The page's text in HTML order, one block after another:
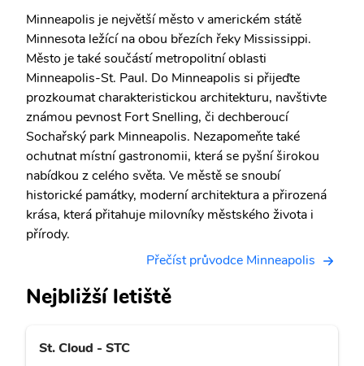
Minneapolis je největší město v americkém státě
Minnesota ležící na obou březích řeky Mississippi.
Město je také součástí metropolitní oblasti
Minneapolis-St. Paul. Do Minneapolis si přijeďte
prozkoumat charakteristickou architekturu, navštivte
známou pevnost Fort Snelling, či dechberoucí
Sochařský park Minneapolis. Nezapomeňte také
ochutnat místní gastronomii, která se pyšní širokou
nabídkou z celého světa. Ve městě se snoubí
historické památky, moderní architektura a přirozená
krása, která přitahuje milovníky městského života i
přírody.
Přečíst průvodce Minneapolis
Nejbližší letiště
St. Cloud - STC